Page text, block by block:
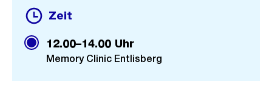
Zeit
12.00–14.00 Uhr
Memory Clinic Entlisberg